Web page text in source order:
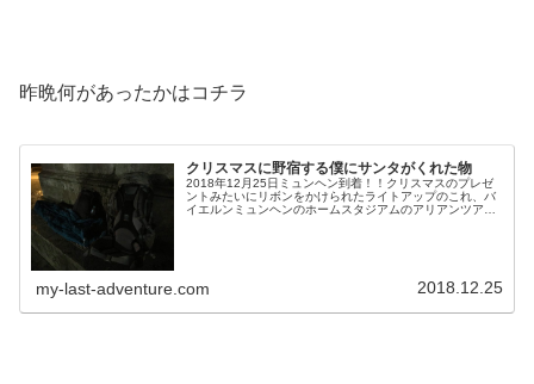
昨晩何があったかはコチラ
クリスマスに野宿する僕にサンタがくれた物
2018年12月25日ミュンヘン到着！！クリスマスのプレゼ
ントみたいにリボンをかけられたライトアップのこれ、バ
イエルンミュンヘンのホームスタジアムのアリアンツアリ
my-last-adventure.com 2018.12.25